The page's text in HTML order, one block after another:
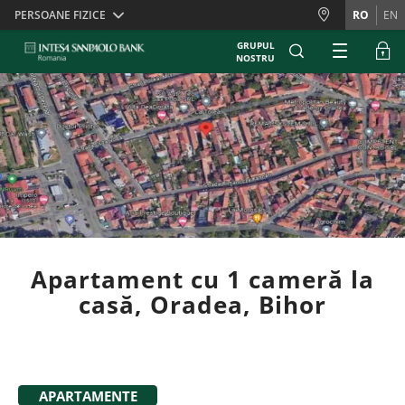
Skiplinks
PERSOANE FIZICE RO EN
GRUPUL
NOSTRU
Apartament cu 1 cameră la
casă, Oradea, Bihor
APARTAMENTE